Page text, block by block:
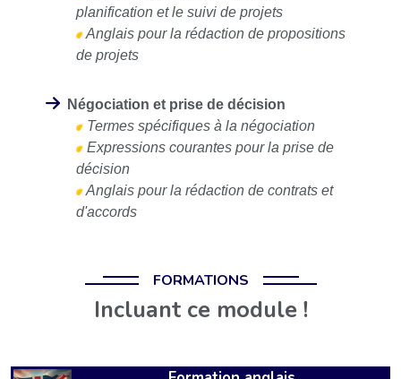
planification et le suivi de projets
Anglais pour la rédaction de propositions
de projets
Négociation et prise de décision
Termes spécifiques à la négociation
Expressions courantes pour la prise de
décision
Anglais pour la rédaction de contrats et
d'accords
FORMATIONS
Incluant ce module !